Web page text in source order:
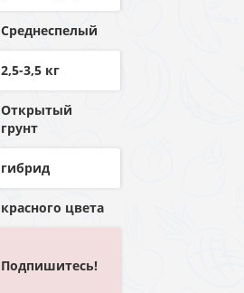
Среднеспелый
2,5-3,5 кг
Открытый
грунт
гибрид
красного цвета
Подпишитесь!